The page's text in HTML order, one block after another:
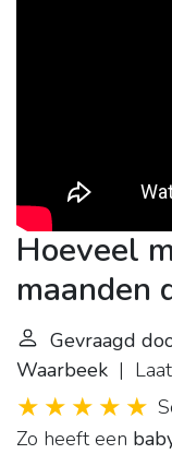
Hoeveel
maanden
Gevraagd
Waarbeek |
Zo heeft een